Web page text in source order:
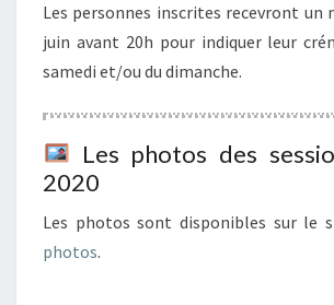
Les personnes inscrites recevront un
juin avant 20h pour indiquer leur
samedi et/ou du dimanche.
Les photos des
2020
Les photos sont disponibles sur le
photos.